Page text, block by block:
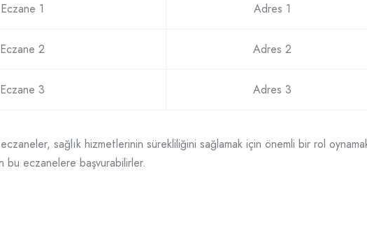
Eczane 1 Adres 1
Eczane 2 Adres 2
Eczane 3 Adres 3
sağlık hizmetlerinin sürekliliğini sağlamak için önemli bir rol
bu eczanelere başvurabilirler.